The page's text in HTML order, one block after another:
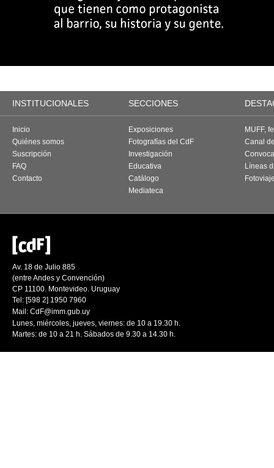
INSTITUCIONALES SECCIONES
Inicio
Quiénes somos
Suscripción
FAQ
Contacto
Exposiciones
Fotografías del CdF
Investigación
Educativa
Catálogo
Mediateca
MUFF,
Canal
Líneas
Av. 18 de Julio 885
(entre Andes y Convención)
CP 11100. Montevideo. Uruguay
Tel: [598 2] 1950 7960
Mail: CdF@imm.gub.uy
Lunes, miércoles, jueves, viernes: de 10 a 19.30 h.
Martes: de 10 a 21 h. Sábados de 9.30 a 14.30 h.